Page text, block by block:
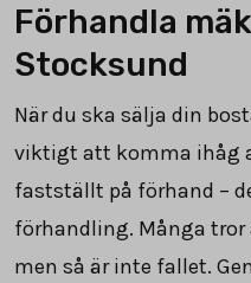
Förhandla
Stocksund
När du ska sälja din
viktigt att komma ihåg
fastställt på förhand –
förhandling. Många
men så är inte fallet.